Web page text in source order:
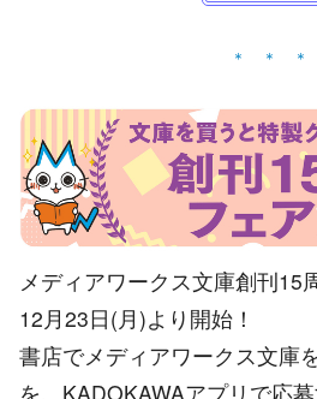
メディアワークス文庫創刊15
12月23日(月)より開始！
書店でメディアワークス文庫
を、KADOKAWAアプリで応